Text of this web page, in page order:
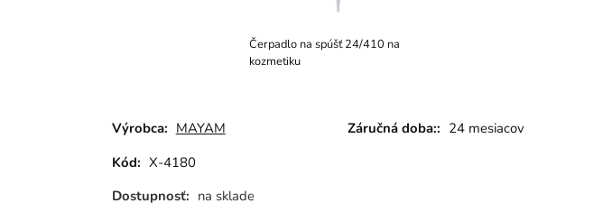
Čerpadlo na spúšť 24/410 na
kozmetiku
Výrobca: MAYAM Záručná doba:: 24 mesiacov
Kód: X-4180
Dostupnosť: na sklade